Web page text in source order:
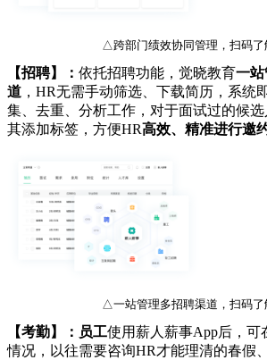
△跨部门绩效协同管理，扫码了
【招聘】： 依托招聘功能，觉晓教育一
道 ，HR无需手动筛选、下载简历，系统
集、去重、分析工作，对于面试过的候
其添加标签，方便HR高效、精准进行邀
△一站管理多招聘渠道，扫码了
【考勤】： 员工使用薪人薪事App后，可
情况，以往需要咨询HR才能理清的春假